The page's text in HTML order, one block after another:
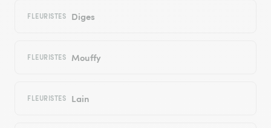
FLEURISTES Diges
FLEURISTES Mouffy
FLEURISTES Lain